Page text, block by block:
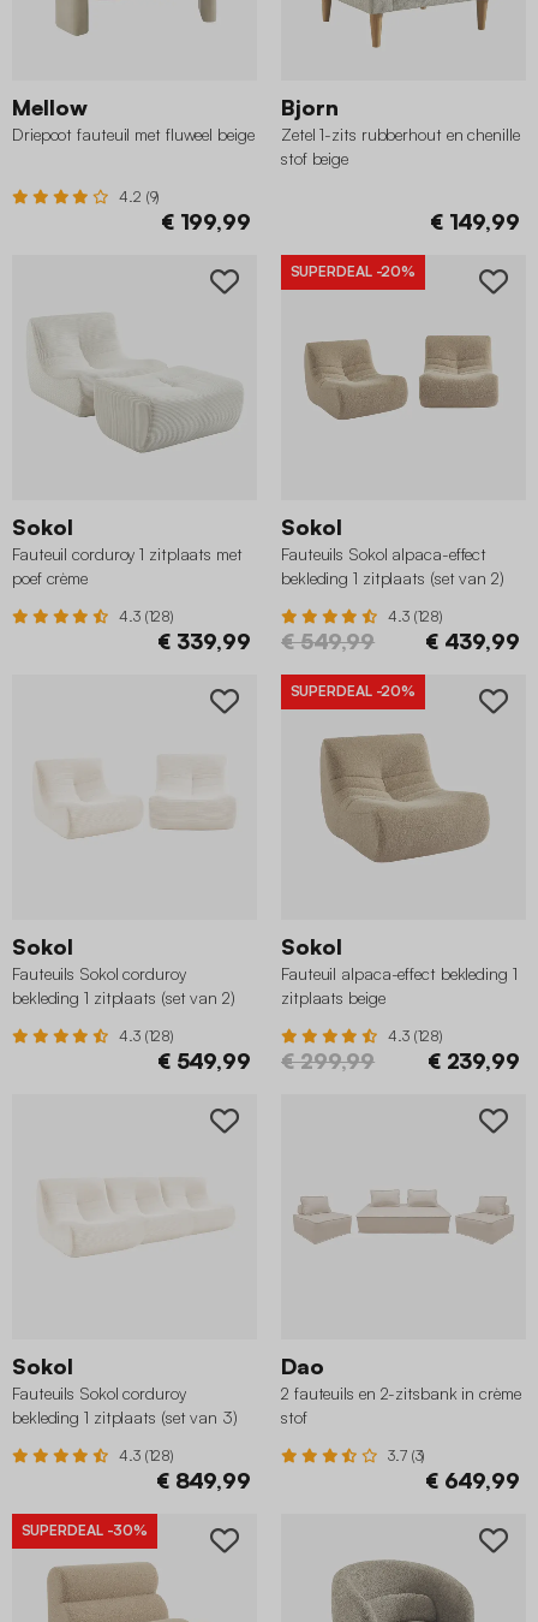
Mellow
Driepoot fauteuil met fluweel beige
4.2 (9)
€ 199,99
Bjorn
Zetel 1-zits rubberhout en chenille
stof beige
€ 149,99
Sokol
Fauteuil corduroy 1 zitplaats met
poef crème
4.3 (128)
€ 339,99
SUPERDEAL -20%
Sokol
Fauteuils Sokol alpaca-effect
bekleding 1 zitplaats (set van 2)
4.3 (128)
€ 549,99 € 439,99
Sokol
Fauteuils Sokol corduroy
bekleding 1 zitplaats (set van 2)
4.3 (128)
€ 549,99
SUPERDEAL -20%
Sokol
Fauteuil alpaca-effect bekleding 1
zitplaats beige
4.3 (128)
€ 299,99 € 239,99
Sokol
Fauteuils Sokol corduroy
bekleding 1 zitplaats (set van 3)
4.3 (128)
€ 849,99
Dao
2 fauteuils en 2-zitsbank in crème
stof
3.7 (3)
€ 649,99
SUPERDEAL -30%